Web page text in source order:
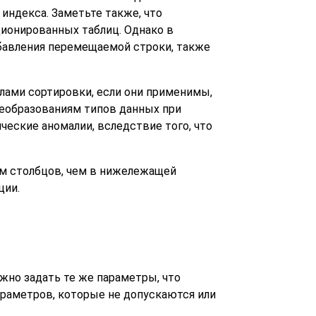
Заметьте также, что
таблиц. Однако в
перемещаемой строки, также
сортировки, если они применимы,
типов данных при
аномалии, вследствие того, что
столбцов, чем в нижележащей
задать те же параметры, что
которые не допускаются или